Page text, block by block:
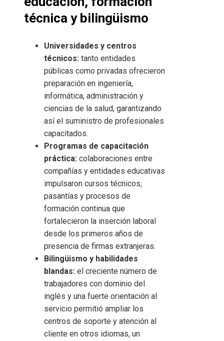
técnica y bilingüismo
Universidades y centros
técnicos: tanto entidades
públicas como privadas ofrecieron
preparación en ingeniería,
informática, administración y
ciencias de la salud, garantizando
así el suministro de profesionales
capacitados.
Programas de capacitación
práctica: colaboraciones entre
compañías y entidades educativas
impulsaron cursos técnicos,
pasantías y procesos de
formación continua que
fortalecieron la inserción laboral
desde los primeros años de
presencia de firmas extranjeras.
Bilingüismo y habilidades
blandas: el creciente número de
trabajadores con dominio del
inglés y una fuerte orientación al
servicio permitió ampliar los
centros de soporte y atención al
cliente en otros idiomas, un